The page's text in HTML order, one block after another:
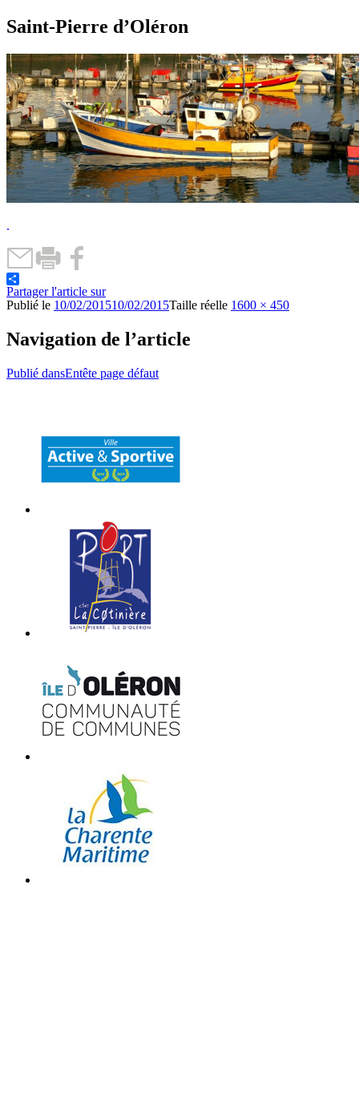
Saint-Pierre d’Oléron
.
Partager l'article sur
Publié le 10/02/201510/02/2015Taille réelle 1600 × 450
Navigation de l’article
Publié dansEntête page défaut